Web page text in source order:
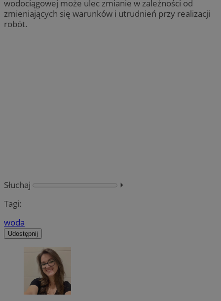
wodociągowej może ulec zmianie w zależności od
zmieniających się warunków i utrudnień przy realizacji
robót.
Słuchaj
⏵︎
Tagi:
woda
Udostępnij